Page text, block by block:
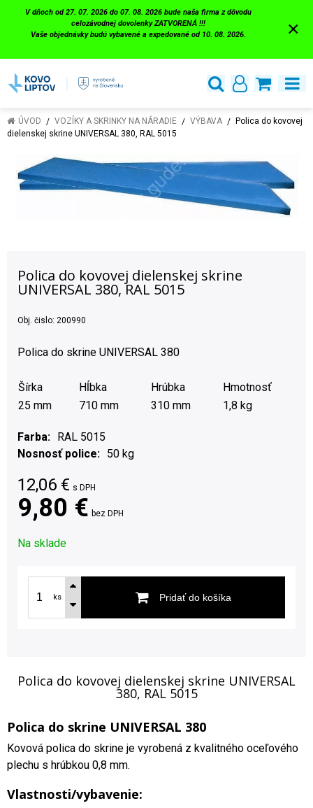
V dňoch od 27. 07. 2026 do 07. 08. 2026 bude naša firma z dôvodu
celozávodnej dovolenky ZATVORENÁ !!!
Vaše objednávky budú vybavené a expedované od 10. 08. 2026.
×
ÚVOD VOZÍKY A SKRINKY NA NÁRADIE VÝBAVA
Polica do kovovej
dielenskej skrine UNIVERSAL 380, RAL 5015
Polica do kovovej dielenskej skrine
UNIVERSAL 380, RAL 5015
Obj. čislo: 200990
Polica do skrine UNIVERSAL 380
Šírka Hĺbka Hrúbka
Hmotnosť
25 mm
710 mm 310 mm 1,8 kg
Farba
RAL 5015
Nosnosť police
50 kg
12,06 € s DPH
9,80 € bez DPH
Na sklade
ks Pridať do košíka
Polica do kovovej dielenskej skrine UNIVERSAL
380, RAL 5015
Polica do skrine UNIVERSAL 380
Kovová polica do skrine je vyrobená z kvalitného oceľového
plechu s hrúbkou 0,8 mm.
Vlastnosti/vybavenie: